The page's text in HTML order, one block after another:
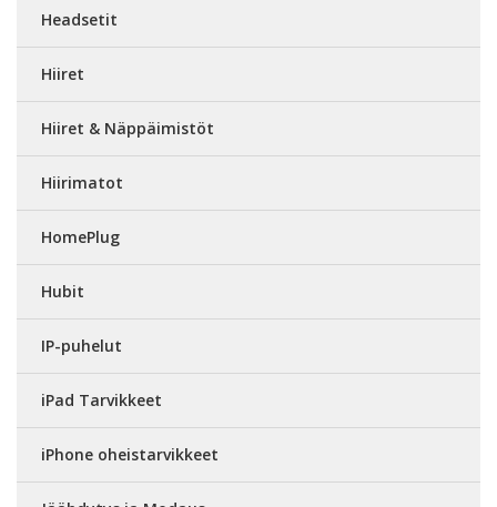
Headsetit
Hiiret
Hiiret & Näppäimistöt
Hiirimatot
HomePlug
Hubit
IP-puhelut
iPad Tarvikkeet
iPhone oheistarvikkeet